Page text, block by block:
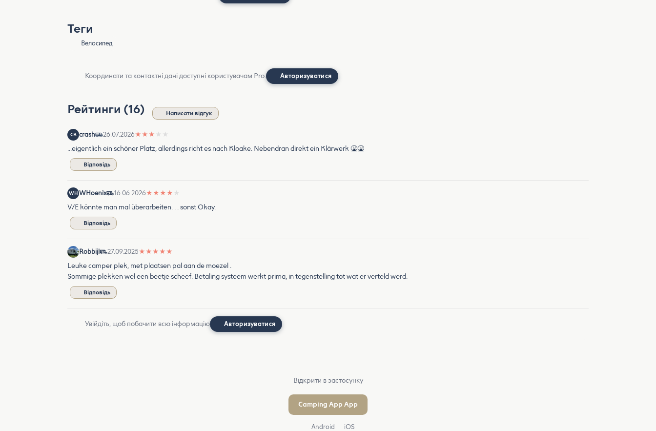
Теги
Велосипед
Координати та контактні дані доступні користувачам Pro. Авторизуватися
Рейтинги (16) Написати відгук
CR crash 26.07.2026★ ★ ★ ★ ★
…eigentlich ein schöner Platz, allerdings richt es nach Kloake. Nebendran direkt ein Klärwerk 🤮🤮
Відповідь
WH WHoenix 16.06.2026★ ★ ★ ★ ★
V/E könnte man mal überarbeiten. . . sonst Okay.
Відповідь
Robbijl 27.09.2025★ ★ ★ ★ ★
Leuke camper plek, met plaatsen pal aan de moezel .
Sommige plekken wel een beetje scheef. Betaling systeem werkt prima, in tegenstelling tot wat er verteld werd.
Відповідь
Увійдіть, щоб побачити всю інформацію Авторизуватися
Відкрити в застосунку
Camping App App
Android iOS